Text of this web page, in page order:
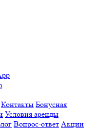
Контакты Бонусная
Условия аренды
Вопрос-ответ Акции